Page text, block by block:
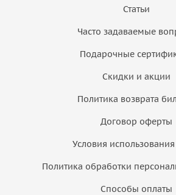
Статьи
Часто задаваемые
Подарочные
Скидки и акции
Политика возврата
Договор оферты
Условия использования
Политика обработки
Способы оплаты